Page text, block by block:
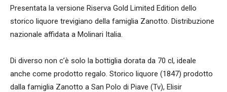
Presentata la versione Riserva Gold Limited Edition dello
storico liquore trevigiano della famiglia Zanotto. Distribuzione
nazionale affidata a Molinari Italia.
Di diverso non c’è solo la bottiglia dorata da 70 cl, ideale
anche come prodotto regalo. Storico liquore (1847) prodotto
dalla famiglia Zanotto a San Polo di Piave (Tv), Elisir